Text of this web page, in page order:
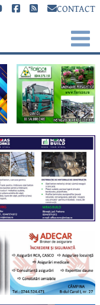
CONTACT